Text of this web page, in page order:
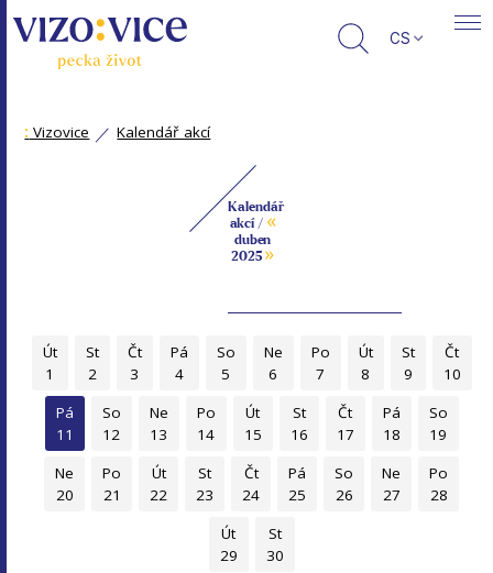
CS
: Vizovice Kalendář akcí
Kalendář
akcí / «
duben
2025»
Út
1
St
2
Čt
3
Pá
4
So
5
Ne
6
Po
7
Út
8
St
9
Čt
10
Pá
11
So
12
Ne
13
Po
14
Út
15
St
16
Čt
17
Pá
18
So
19
Ne
20
Po
21
Út
22
St
23
Čt
24
Pá
25
So
26
Ne
27
Po
28
Út
29
St
30